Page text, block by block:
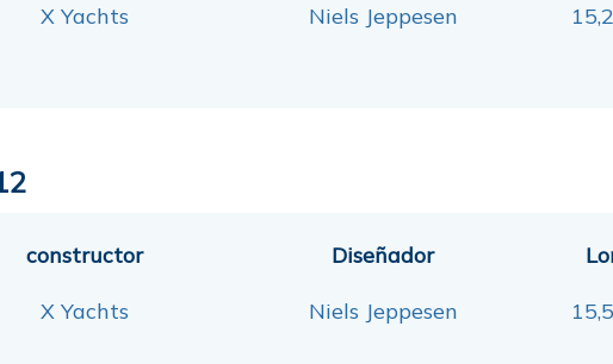
X Yachts Niels Jeppesen
constructor
X Yachts
Diseñador
Niels Jeppesen